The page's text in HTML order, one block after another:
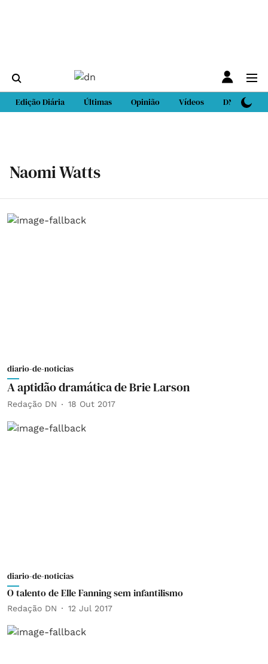
Edição Diária Últimas Opinião Vídeos DN Sport
Naomi Watts
diario-de-noticias
A aptidão dramática de Brie Larson
Redação DN 18 Out 2017
diario-de-noticias
O talento de Elle Fanning sem infantilismo
Redação DN 12 Jul 2017